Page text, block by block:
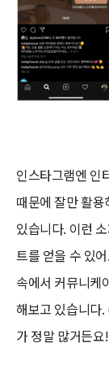
인스타그램엔 인
때문에 잘만 활
있습니다. 이런
트를 얻을 수 있
속에서 커뮤니케
해보고 있습니다
가 정말 많거든